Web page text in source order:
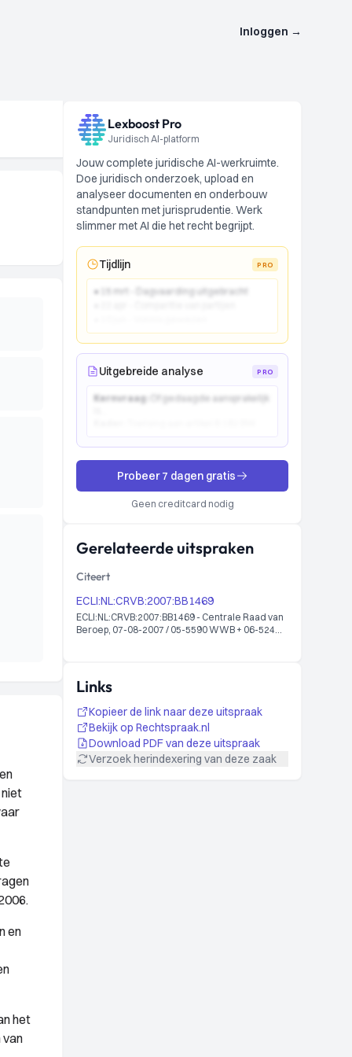
Inloggen →
en
het
van
Lexboost Pro
Juridisch AI-platform
Jouw complete juridische AI-werkruimte.
Doe juridisch onderzoek, upload en
analyseer documenten en onderbouw
standpunten met jurisprudentie. Werk
slimmer met AI die het recht begrijpt.
Tijdlijn PRO
● 15 mrt - Dagvaarding uitgebracht
Uitgebreide analyse PRO
Kernvraag:
Of gedaagde aansprakelijk
Probeer 7 dagen gratis
Geen creditcard nodig
Gerelateerde uitspraken
Citeert
ECLI:NL:CRVB:2007:BB1469
ECLI:NL:CRVB:2007:BB1469 - Centrale Raad van
Beroep, 07-08-2007 / 05-5590 WWB + 06-524
Links
Kopieer de link naar deze uitspraak
Bekijk op Rechtspraak.nl
Download PDF van deze uitspraak
Verzoek herindexering van deze zaak